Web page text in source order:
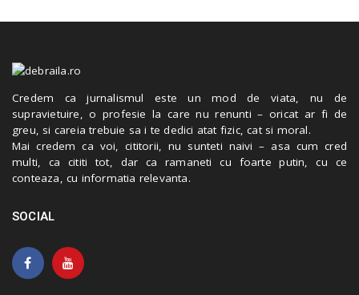
Credem ca jurnalismul este un mod de viata, nu de
supravietuire, o profesie la care nu renunti – oricat ar fi de
greu, si careia trebuie sa i te dedici atat fizic, cat si moral.
Mai credem ca voi, cititorii, nu sunteti naivi – asa cum cred
multi, ca cititi tot, dar ca ramaneti cu foarte putin, cu ce
conteaza, cu informatia relevanta.
SOCIAL